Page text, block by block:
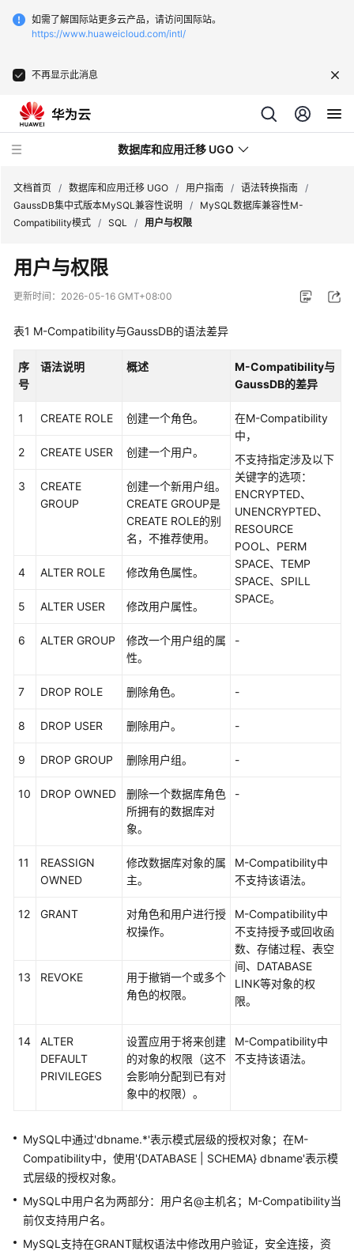
如需了解国际站更多云产品，请访问国际站。
https://www.huaweicloud.com/intl/
不再显示此消息
数据库和应用迁移 UGO
动
态
产
介
据
评
对
迁
SQL
换
换
理
管
理
转
换
文档首页 / 数据库和应用迁移 UGO / 用户指南 / 语法转换指南 /
GaussDB集中式版本MySQL兼容性说明
/
MySQL数据库兼容性M-
Compatibility模式 / SQL / 用户与权限
用户与权限
更新时间： 2026-05-16 GMT+08:00
表1 M-Compatibility与GaussDB的语法差异
序
号
语法说明 概述
M-Compatibility与
GaussDB的差异
1 CREATE ROLE 创建一个角色。
在M-Compatibility
中，
不支持指定涉及以下
关键字的选项：
ENCRYPTED、
UNENCRYPTED、
RESOURCE
POOL、PERM
SPACE、TEMP
SPACE、SPILL
SPACE。
2 CREATE USER 创建一个用户。
3
CREATE
GROUP
创建一个新用户组。
CREATE GROUP是
CREATE ROLE的别
名，不推荐使用。
4 ALTER ROLE 修改角色属性。
5 ALTER USER 修改用户属性。
6 ALTER GROUP
修改一个用户组的属
性。
-
7 DROP ROLE 删除角色。 -
8 DROP USER 删除用户。 -
9 DROP GROUP 删除用户组。 -
10 DROP OWNED
删除一个数据库角色
所拥有的数据库对
象。
-
11
REASSIGN
OWNED
修改数据库对象的属
主。
M-Compatibility中
不支持该语法。
12 GRANT
对角色和用户进行授
权操作。
M-Compatibility中
不支持授予或回收函
数、存储过程、表空
间、DATABASE
LINK等对象的权
限。
13 REVOKE
用于撤销一个或多个
角色的权限。
14
ALTER
DEFAULT
PRIVILEGES
设置应用于将来创建
的对象的权限（这不
会影响分配到已有对
象中的权限）。
M-Compatibility中
不支持该语法。
MySQL中通过'dbname.*'表示模式层级的授权对象；在M-
Compatibility中，使用'{DATABASE | SCHEMA} dbname'表示模
式层级的授权对象。
MySQL中用户名为两部分：用户名@主机名；M-Compatibility当
前仅支持用户名。
MySQL支持在GRANT赋权语法中修改用户验证，安全连接，资